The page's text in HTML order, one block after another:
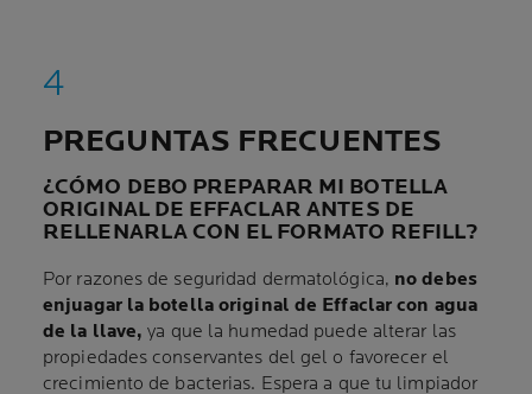
PREGUNTAS FRECUENTES
¿CÓMO DEBO PREPARAR MI BOTELLA
ORIGINAL DE EFFACLAR ANTES DE
RELLENARLA CON EL FORMATO REFILL?
Por razones de seguridad dermatológica, no debes
enjuagar la botella original de Effaclar con agua
de la llave, ya que la humedad puede alterar las
propiedades conservantes del gel o favorecer el
crecimiento de bacterias. Espera a que tu limpiador